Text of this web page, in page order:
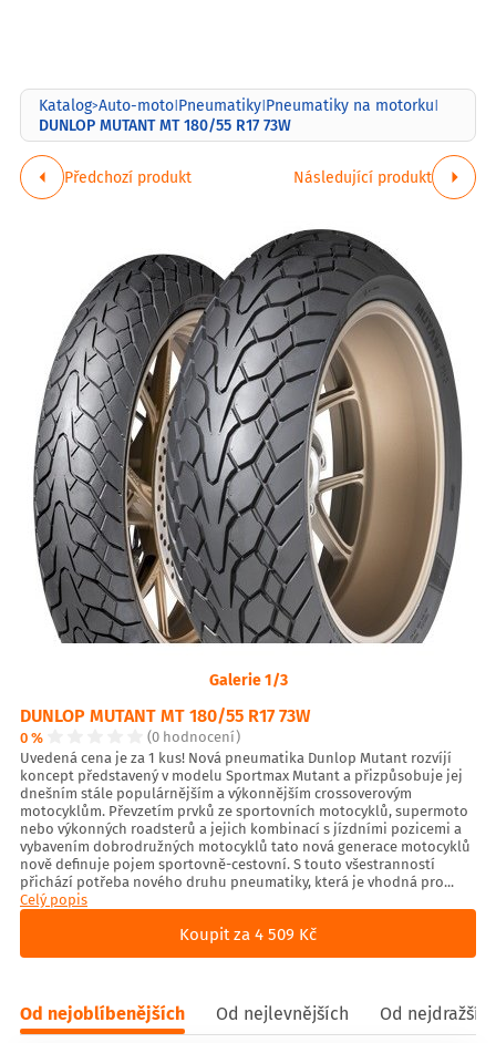
Katalog>Auto-moto|Pneumatiky|Pneumatiky na motorku|
DUNLOP MUTANT MT 180/55 R17 73W
Předchozí produkt Následující produkt
Galerie 1/3
DUNLOP MUTANT MT 180/55 R17 73W
0 %
(0 hodnocení)
Uvedená cena je za 1 kus! Nová pneumatika Dunlop Mutant rozvíjí
koncept představený v modelu Sportmax Mutant a přizpůsobuje jej
dnešním stále populárnějším a výkonnějším crossoverovým
motocyklům. Převzetím prvků ze sportovních motocyklů, supermoto
nebo výkonných roadsterů a jejich kombinací s jízdními pozicemi a
vybavením dobrodružných motocyklů tato nová generace motocyklů
nově definuje pojem sportovně-cestovní. S touto všestranností
přichází potřeba nového druhu pneumatiky, která je vhodná pro...
Celý popis
Koupit za 4 509 Kč
Od nejoblíbenějších Od nejlevnějších Od